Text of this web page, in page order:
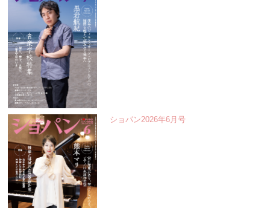
ショパン2026年6月号